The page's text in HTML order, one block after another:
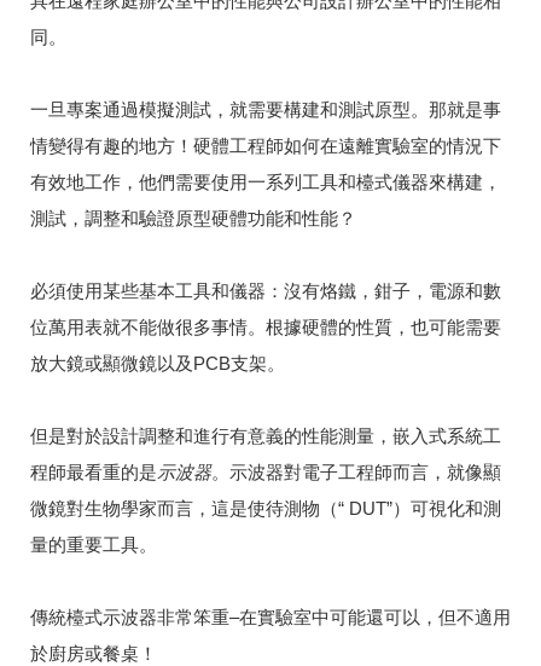
同。
一旦專案通過模擬測試，就需要構建和測試原型。 那就是事
情變得有趣的地方！ 硬體工程師如何在遠離實驗室的情況下
有效地工作，他們需要使用一系列工具和檯式儀器來構建，
測試，調整和驗證原型硬體功能和性能？
必須使用某些基本工具和儀器：沒有烙鐵，鉗子，電源和數
位萬用表就不能做很多事情。 根據硬體的性質，也可能需要
放大鏡或顯微鏡以及PCB支架。
但是對於設計調整和進行有意義的性能測量， 嵌入式系統工
程師最看重的是示波器。示波器對電子工程師而言，就像顯
微鏡對生物學家而言，這是使待測物（“ DUT”）可視化和測
量的重要工具。
傳統檯式示波器非常笨重–在實驗室中可能還可以，但不適用
於廚房或餐桌！